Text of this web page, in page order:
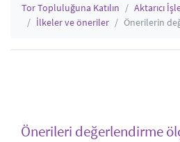
Tor Topluluğuna Katılın Aktarıcı
İlkeler ve öneriler
Önerilerin
Önerileri değerlendirme